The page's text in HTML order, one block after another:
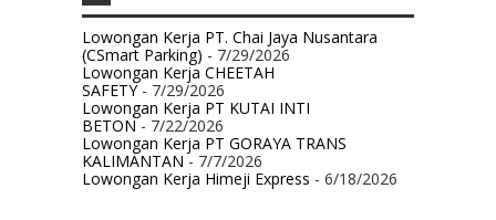
Lowongan Kerja PT. Chai Jaya Nusantara
(CSmart Parking) - 7/29/2026
Lowongan Kerja CHEETAH
SAFETY- 7/29/2026
Lowongan Kerja PT KUTAI INTI
BETON- 7/22/2026
Lowongan Kerja PT GORAYA TRANS
KALIMANTAN- 7/7/2026
Lowongan Kerja Himeji Express - 6/18/2026